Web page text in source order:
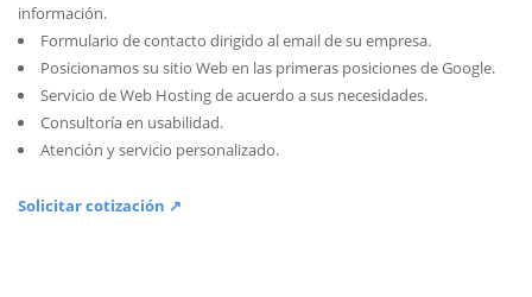
información.
Formulario de contacto dirigido al email de su empresa.
Posicionamos su sitio Web en las primeras posiciones de Google.
Servicio de Web Hosting de acuerdo a sus necesidades.
Consultoría en usabilidad.
Atención y servicio personalizado.
Solicitar cotización ↗